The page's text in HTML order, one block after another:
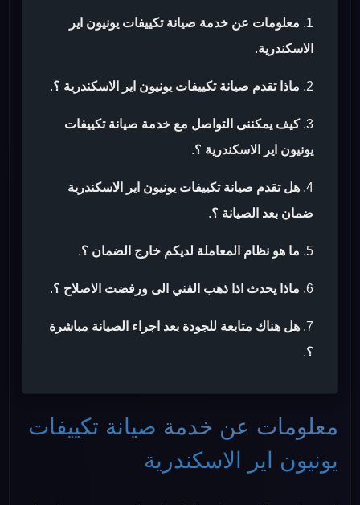
معلومات عن خدمة صيانة تكييفات يونيون اير
الاسكندرية.
ماذا تقدم صيانة تكييفات يونيون اير الاسكندرية ؟.
كيف يمكننى التواصل مع خدمة صيانة تكييفات
يونيون اير الاسكندرية ؟.
هل تقدم صيانة تكييفات يونيون اير الاسكندرية
ضمان بعد الصيانة ؟.
ما هو نظام المعاملة لديكم خارج الضمان ؟.
ماذا يحدث اذا ذهب الفني الى ورفضت الاصلاح ؟.
هل هناك متابعة للجودة بعد اجراء الصيانة مباشرة
؟.
معلومات عن خدمة صيانة تكييفات
يونيون اير الاسكندرية